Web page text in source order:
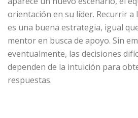
orientación en su líder. Recurrir a
es una buena estrategia, igual
mentor en busca de apoyo. Sin
eventualmente, las decisiones
dependen de la intuición para
respuestas.